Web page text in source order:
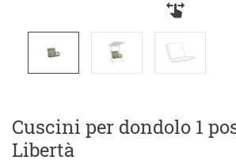
Cuscini per dondolo 1
Libertà